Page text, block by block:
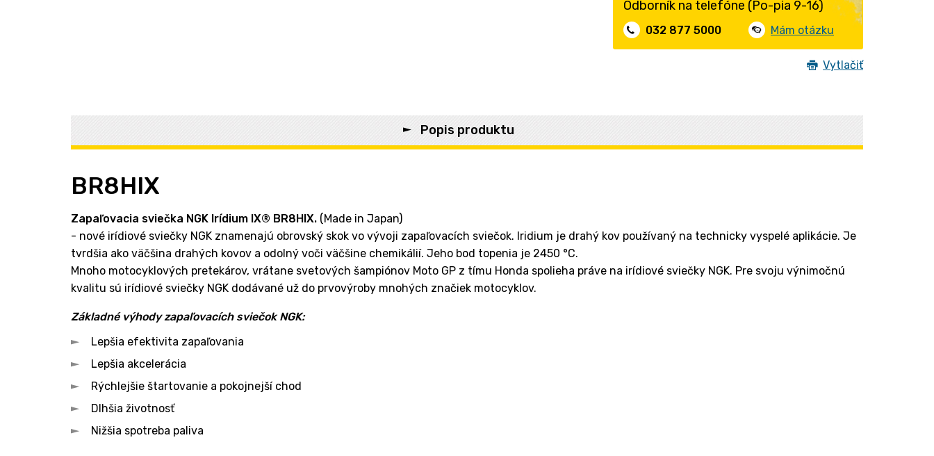
Odborník na telefóne (Po-pia 9-16)
032 877 5000 Mám otázku
Vytlačiť
Popis produktu
BR8HIX
Zapaľovacia sviečka NGK Irídium IX® BR8HIX. (Made in Japan)
- nové irídiové sviečky NGK znamenajú obrovský skok vo vývoji zapaľovacích sviečok. Iridium je drahý kov používaný na technicky vyspelé aplikácie. Je
tvrdšia ako väčšina drahých kovov a odolný voči väčšine chemikálií. Jeho bod topenia je 2450 °C.
Mnoho motocyklových pretekárov, vrátane svetových šampiónov Moto GP z tímu Honda spolieha práve na irídiové sviečky NGK. Pre svoju výnimočnú
kvalitu sú irídiové sviečky NGK dodávané už do prvovýroby mnohých značiek motocyklov.
Základné výhody zapaľovacích sviečok NGK:
Lepšia efektivita zapaľovania
Lepšia akcelerácia
Rýchlejšie štartovanie a pokojnejší chod
Dlhšia životnosť
Nižšia spotreba paliva